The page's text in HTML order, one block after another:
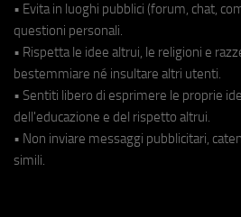
• Evita in luoghi pubblici (forum, chat,
questioni personali.
• Rispetta le idee altrui, le religioni e
bestemmiare né insultare altri utenti.
• Sentiti libero di esprimere le proprie
dell'educazione e del rispetto altrui.
• Non inviare messaggi pubblicitari,
simili.